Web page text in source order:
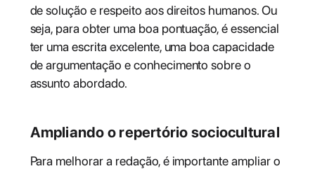
de solução e respeito aos direitos humanos. Ou
seja, para obter uma boa pontuação, é essencial
ter uma escrita excelente, uma boa capacidade
de argumentação e conhecimento sobre o
assunto abordado.
Ampliando o repertório sociocultural
Para melhorar a redação, é importante ampliar o